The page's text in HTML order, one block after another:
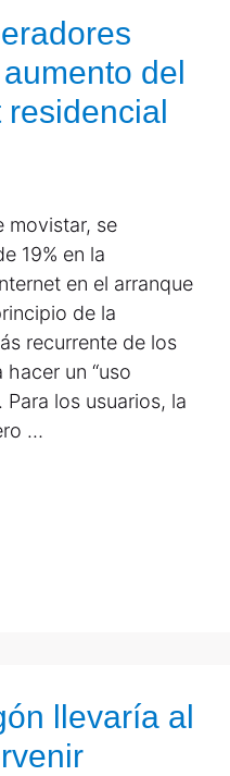
del
residencial
movistar, se
19% en la
en el arranque
de la
recurrente de los
un “uso
Para los usuarios, la
…
llevaría al